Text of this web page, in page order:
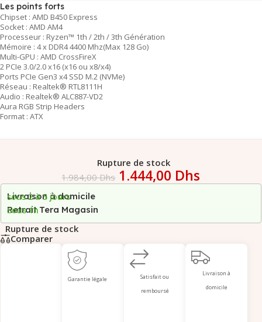
Les points forts
Chipset : AMD B450 Express
Socket : AMD AM4
Processeur : Ryzen™ 1th / 2th / 3th Génération
Mémoire : 4 x DDR4 4400 Mhz(Max 128 Go)
Multi-GPU : AMD CrossFireX
2 PCIe 3.0/2.0 x16 (x16 ou x8/x4)
Ports PCIe Gen3 x4 SSD M.2 (NVMe)
Réseau : Realtek® RTL8111H
Audio : Realtek® ALC887-VD2
Aura RGB Strip Headers
Format : ATX
Rupture de stock
1.984,00Dhs 1.444,00 Dhs
Livraison à domicile
sous 2 à 5 jours
Retrait Tera Magasin
Sous 1h
Rupture de stock
Comparer
Garantie légale
Satisfait ou
remboursé
Livraison à
domicile